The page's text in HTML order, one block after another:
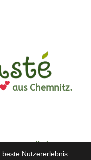
aus Chemnitz.
Nutzererlebnis